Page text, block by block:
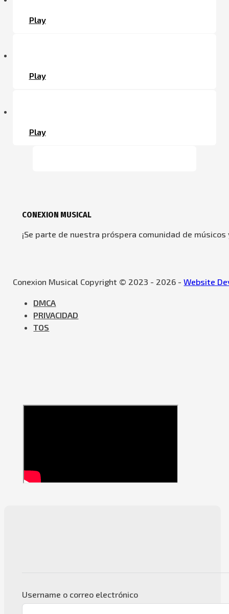
Play
Play
Play
CONEXION MUSICAL
¡Se parte de nuestra próspera comunidad de
Conexion Musical Copyright © 2023 - 2026 -Website
DMCA
PRIVACIDAD
TOS
Username o correo electrónico